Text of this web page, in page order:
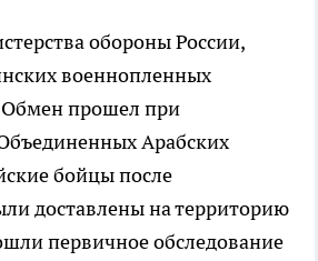
обороны России,
военнопленных
прошел при
Арабских
бойцы после
доставлены на территорию
первичное обследование